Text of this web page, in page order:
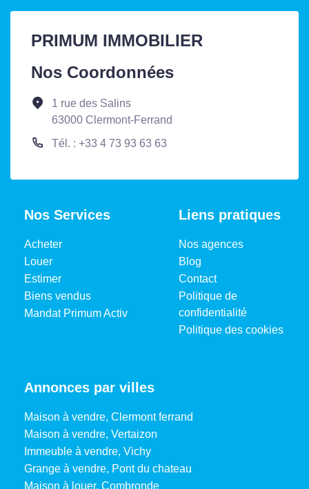
PRIMUM IMMOBILIER
Nos Coordonnées
1 rue des Salins
63000 Clermont-Ferrand
Tél. : +33 4 73 93 63 63
Nos Services
Acheter
Louer
Estimer
Biens vendus
Mandat Primum Activ
Liens pratiques
Nos agences
Blog
Contact
Politique de
confidentialité
Politique des cookies
Annonces par villes
Maison à vendre, Clermont ferrand
Maison à vendre, Vertaizon
Immeuble à vendre, Vichy
Grange à vendre, Pont du chateau
Maison à louer, Combronde